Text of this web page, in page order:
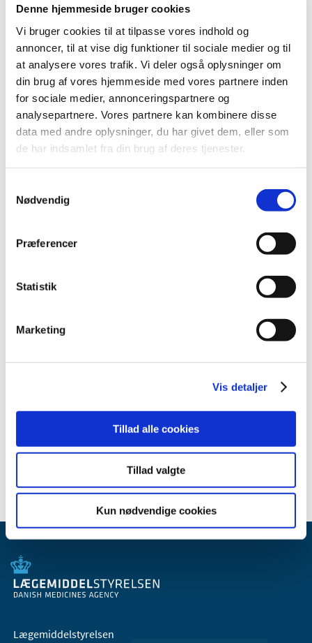
Denne hjemmeside bruger cookies
Vi bruger cookies til at tilpasse vores indhold og
annoncer, til at vise dig funktioner til sociale medier og til
at analysere vores trafik. Vi deler også oplysninger om
din brug af vores hjemmeside med vores partnere inden
for sociale medier, annonceringspartnere og
analysepartnere. Vores partnere kan kombinere disse
data med andre oplysninger, du har givet dem, eller som
de har indsamlet fra din brug af deres tjenester.
Nødvendig
Præferencer
Statistik
Marketing
Vis detaljer
Tillad alle cookies
Tillad valgte
Kun nødvendige cookies
2017 (36)
2016 (48)
2015 (31)
2014 (44)
2013 (45)
2012 (44)
december (2)
august (1)
maj (1)
marts (3)
januar (6)
2010 (7)
Lægemiddelstyrelsen